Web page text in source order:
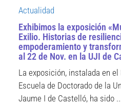
Actualidad
Exhibimos la exposición
Exilio. Historias de
empoderamiento y
al 22 de Nov. en la UJI de
La exposición, instalada en el
Escuela de Doctorado de la
Jaume I de Castelló, ha sido